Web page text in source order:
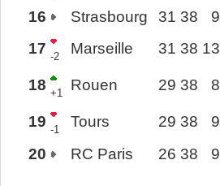
16
Strasbourg 31 38 9
17 -2 Marseille 31 38 13
18 +1 Rouen 29 38 8
19 -1 Tours 29 38 9
20
RC Paris 26 38 9